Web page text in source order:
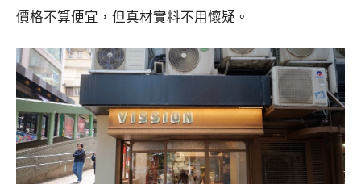
價格不算便宜，但真材實料不用懷疑。